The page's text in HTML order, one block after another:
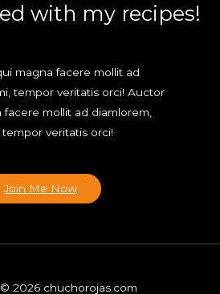
with my recipes!
magna facere mollit ad
tempor veritatis orci! Auctor
facere mollit ad diamlorem,
tempor veritatis orci!
Join Me Now
2026 chuchorojas.com